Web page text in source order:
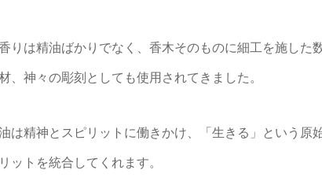
りは精油ばかりでなく、香木そのものに細工を施した
、神々の彫刻としても使用されてきました。
は精神とスピリットに働きかけ、「生きる」という原
ットを統合してくれます。